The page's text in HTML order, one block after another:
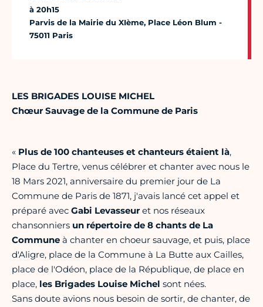
à 20h15
Parvis de la Mairie du XIème, Place Léon Blum -
75011 Paris
LES BRIGADES LOUISE MICHEL
Chœur Sauvage de la Commune de Paris
« Plus de 100 chanteuses et chanteurs étaient là,
Place du Tertre, venus célébrer et chanter avec nous le
18 Mars 2021, anniversaire du premier jour de La
Commune de Paris de 1871, j'avais lancé cet appel et
préparé avec Gabi Levasseuret nos réseaux
chansonniers un répertoire de 8 chants de La
Commune à chanter en choeur sauvage, et puis, place
d'Aligre, place de la Commune à La Butte aux Cailles,
place de l'Odéon, place de la République, de place en
place, les Brigades Louise Michel sont nées.
Sans doute avions nous besoin de sortir, de chanter, de